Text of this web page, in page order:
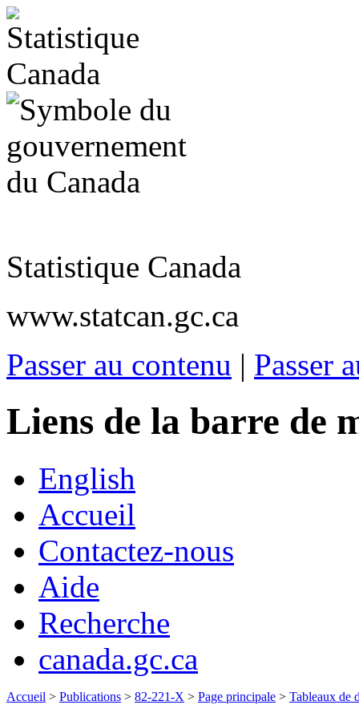
Statistique Canada
www.statcan.gc.ca
Passer au contenu | Passer
Liens de la barre de
English
Accueil
Contactez-nous
Aide
Recherche
canada.gc.ca
Accueil > Publications > 82-221-X > Page principale > Tableaux de